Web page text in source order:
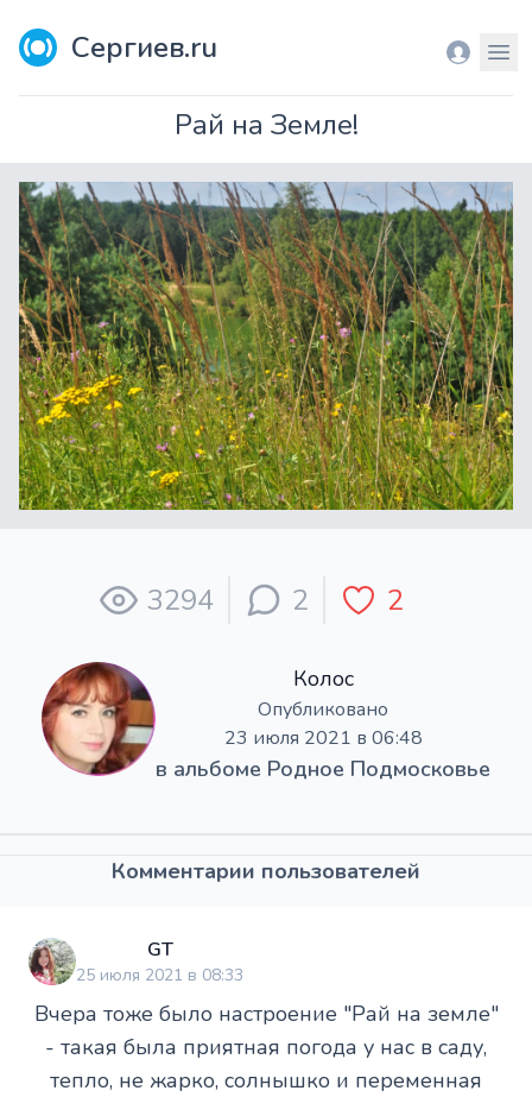
Сергиев.ru Вход
Рай на Земле!
3294 2 2
Колос
Опубликовано
23 июля 2021 в 06:48
в альбоме Родное Подмосковье
Комментарии пользователей
GT
25 июля 2021 в 08:33
Вчера тоже было настроение "Рай на земле"
- такая была приятная погода у нас в саду,
тепло, не жарко, солнышко и переменная